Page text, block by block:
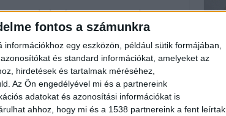
fontos a számunkra
egy eszközön, például sütik formájában,
és standard információkat, amelyeket az
hirdetések és tartalmak méréséhez,
Az Ön engedélyével mi és a partnereink
adatokat és azonosítási információkat is
ahhoz, hogy mi és a 1538 partnereink a fent leírtak
a járási központ rangért
és gazdagabb település,
kistérségen belül.
szempontjából is
komoly
települése.